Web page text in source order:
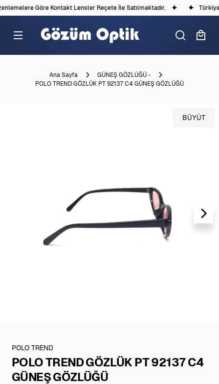
Göre Kontakt Lensler Reçete İle Satılmaktadır.
Ana Sayfa
GÜNEŞ GÖZLÜĞÜ -
POLO TREND GÖZLÜK PT 92137 C4 GÜNEŞ GÖZLÜĞÜ
BÜYÜT
POLO TREND
POLO TREND GÖZLÜK PT 92137 C4
GÜNEŞ GÖZLÜĞÜ